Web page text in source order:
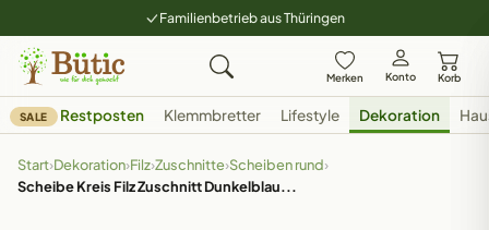
Familienbetrieb aus Thüringen
Merken Konto Korb
SALE Restposten Klemmbretter Lifestyle Dekoration
Start›Dekoration›Filz›Zuschnitte›Scheiben rund›
Scheibe Kreis Filz Zuschnitt Dunkelblau...